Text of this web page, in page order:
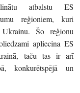
atbalstu ES
reģioniem, kuri
Šo reģionu
apliecina ES
taču tas ir arī
konkurētspējā un